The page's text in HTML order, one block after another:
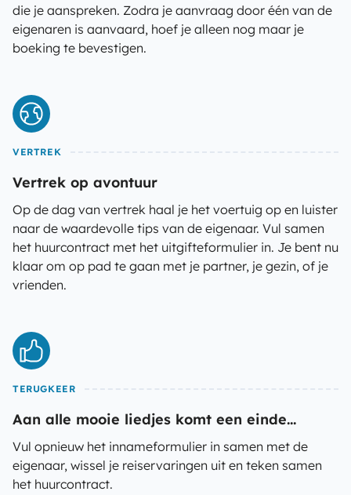
die je aanspreken. Zodra je aanvraag door één van de
eigenaren is aanvaard, hoef je alleen nog maar je
boeking te bevestigen.
VERTREK
Vertrek op avontuur
Op de dag van vertrek haal je het voertuig op en luister
naar de waardevolle tips van de eigenaar. Vul samen
het huurcontract met het uitgifteformulier in. Je bent nu
klaar om op pad te gaan met je partner, je gezin, of je
vrienden.
TERUGKEER
Aan alle mooie liedjes komt een einde...
Vul opnieuw het innameformulier in samen met de
eigenaar, wissel je reiservaringen uit en teken samen
het huurcontract.